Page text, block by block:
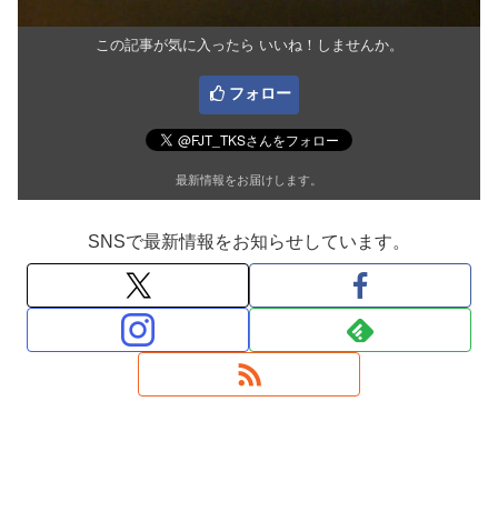
この記事が気に入ったら いいね！しませんか。
フォロー
最新情報をお届けします。
SNSで最新情報をお知らせしています。